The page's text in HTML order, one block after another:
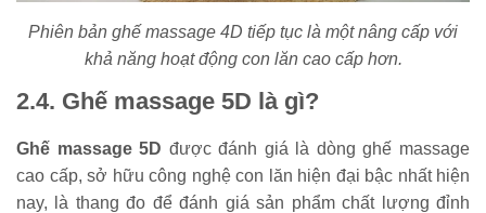
Phiên bản ghế massage 4D tiếp tục là một nâng cấp với
khả năng hoạt động con lăn cao cấp hơn.
2.4. Ghế massage 5D là gì?
Ghế massage 5D được đánh giá là dòng ghế massage
cao cấp, sở hữu công nghệ con lăn hiện đại bậc nhất hiện
nay, là thang đo để đánh giá sản phẩm chất lượng đỉnh